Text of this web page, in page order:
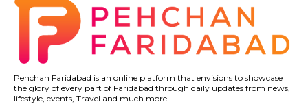
Pehchan Faridabad is an online platform that envisions to showcase
the glory of every part of Faridabad through daily updates from news,
lifestyle, events, Travel and much more.